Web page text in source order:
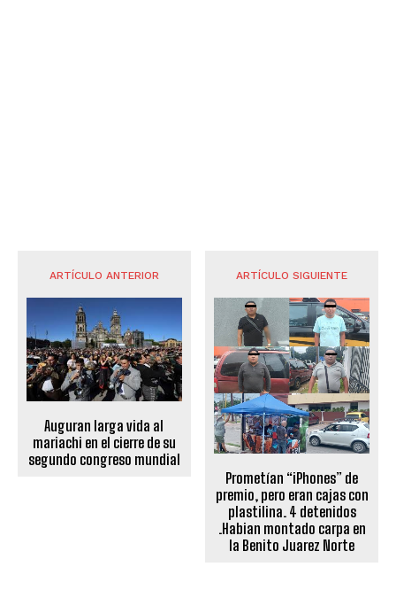
ARTÍCULO ANTERIOR
Auguran larga vida al
mariachi en el cierre de su
segundo congreso mundial
ARTÍCULO SIGUIENTE
Prometían “iPhones” de
premio, pero eran cajas con
plastilina. 4 detenidos
.Habian montado carpa en
la Benito Juarez Norte